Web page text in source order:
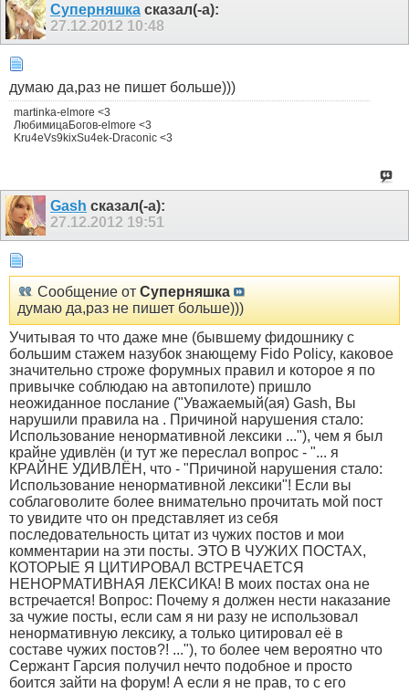
Суперняшка сказал(-а):
27.12.2012 10:48
думаю да,раз не пишет больше)))
martinka-elmore <3
ЛюбимицаБогов-elmore <3
Kru4eVs9kixSu4ek-Draconic <3
Gash сказал(-а):
27.12.2012 19:51
Сообщение от Суперняшка
думаю да,раз не пишет больше)))
Учитывая то что даже мне (бывшему фидошнику с
большим стажем назубок знающему Fido Policy, каковое
значительно строже форумных правил и которое я по
привычке соблюдаю на автопилоте) пришло
неожиданное послание ("Уважаемый(ая) Gash, Вы
нарушили правила на . Причиной нарушения стало:
Использование ненормативной лексики ..."), чем я был
крайне удивлён (и тут же переслал вопрос - "... я
КРАЙНЕ УДИВЛЁН, что - "Причиной нарушения стало:
Использование ненормативной лексики"! Если вы
соблаговолите более внимательно прочитать мой пост
то увидите что он представляет из себя
последовательность цитат из чужих постов и мои
комментарии на эти посты. ЭТО В ЧУЖИХ ПОСТАХ,
КОТОРЫЕ Я ЦИТИРОВАЛ ВСТРЕЧАЕТСЯ
НЕНОРМАТИВНАЯ ЛЕКСИКА! В моих постах она не
встречается! Вопрос: Почему я должен нести наказание
за чужие посты, если сам я ни разу не использовал
ненормативную лексику, а только цитировал её в
составе чужих постов?! ..."), то более чем вероятно что
Сержант Гарсия получил нечто подобное и просто
боится зайти на форум! А если я не прав, то с его